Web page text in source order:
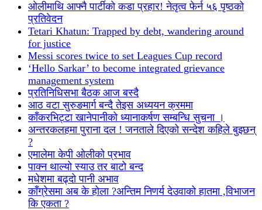
ओलीमाथि आफ्नै पार्टीको कडा प्रहार! नेतृत्व फेर्न ५६ पृष्ठको
प्रतिवेदन
Tetari Khatun: Trapped by debt, wandering around
for justice
Messi scores twice to set Leagues Cup record
‘Hello Sarkar’ to become integrated grievance
management system
प्रतिनिधिसभा बैठक आज बस्दै
आठ वटा सुरुङमार्ग बन्दै तेइस अध्ययन क्रममा
काँकरभिट्टा खानेपानीको ध्यानाकर्षण सम्बन्धि सुचना ।
अन्तरकलहमा पुराना दल ! जनताले दिएको सन्देश कहिले बुझ्छन्
?
एमालेमा केपी ओलीको प्रभाव
पाक्न थाल्यो स्याउ तर बाटो बन्द
मधेशमा बढ्दो पानी अभाव
काँग्रेसमा अब के होला ?अन्तिम निणर्य देउवाको हातमा ,विभाजन
कि एकता ?